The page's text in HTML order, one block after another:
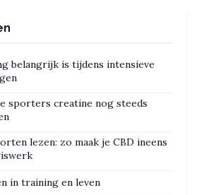
belangrijk is tijdens intensieve
sporters creatine nog steeds
lezen: zo maak je CBD ineens
in training en leven